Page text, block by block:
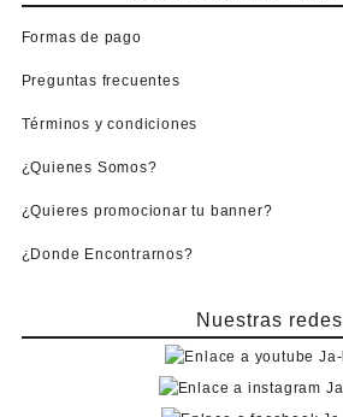
Formas de pago
Preguntas frecuentes
Términos y condiciones
¿Quienes Somos?
¿Quieres promocionar tu banner?
¿Donde Encontrarnos?
Nuestras redes